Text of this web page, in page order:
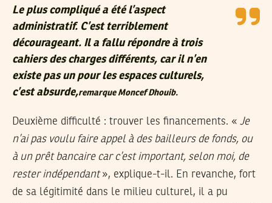
Le plus compliqué a été l’aspect
administratif. C’est terriblement
décourageant. Il a fallu répondre à trois
cahiers des charges différents, car il n’en
existe pas un pour les espaces culturels,
c’est absurde,remarque Moncef Dhouib.
Deuxième difficulté : trouver les financements. « Je
n’ai pas voulu faire appel à des bailleurs de fonds, ou
à un prêt bancaire car c’est important, selon moi, de
rester indépendant», explique-t-il. En revanche, fort
de sa légitimité dans le milieu culturel, il a pu